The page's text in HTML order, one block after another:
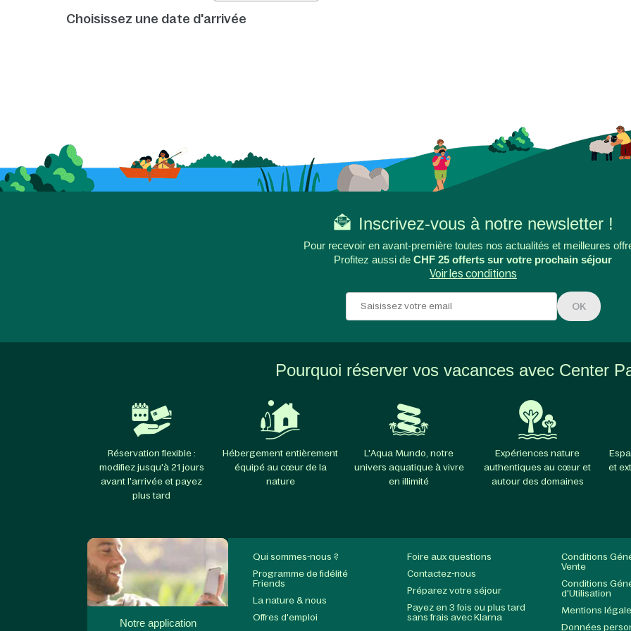
Choisissez une date d'arrivée
Inscrivez-vous à notre newsletter !
Pour recevoir en avant-première toutes nos actualités et meilleures
Profitez aussi deCHF 25 offerts sur votre prochain séjour
Voir les conditions
OK
Pourquoi réserver vos vacances avec Center
Réservation flexible :
modifiez jusqu'à 21 jours
avant l'arrivée et payez
plus tard
Hébergement entièrement
équipé au cœur de la
nature
L'Aqua Mundo, notre
univers aquatique à vivre
en illimité
Expériences nature
authentiques au cœur et
autour des domaines
et
Notre application
Qui sommes-nous ?
Programme de fidélité
Friends
La nature & nous
Offres d'emploi
Foire aux questions
Contactez-nous
Préparez votre séjour
Payez en 3 fois ou plus tard
sans frais avec Klarna
Conditions
Vente
Conditions
d'Utilisation
Mentions
Données